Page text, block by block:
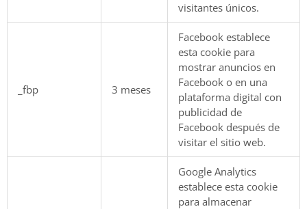
visitantes únicos.
_fbp 3 meses
Facebook establece
esta cookie para
mostrar anuncios en
Facebook o en una
plataforma digital con
publicidad de
Facebook después de
visitar el sitio web.
Google Analytics
establece esta cookie
para almacenar